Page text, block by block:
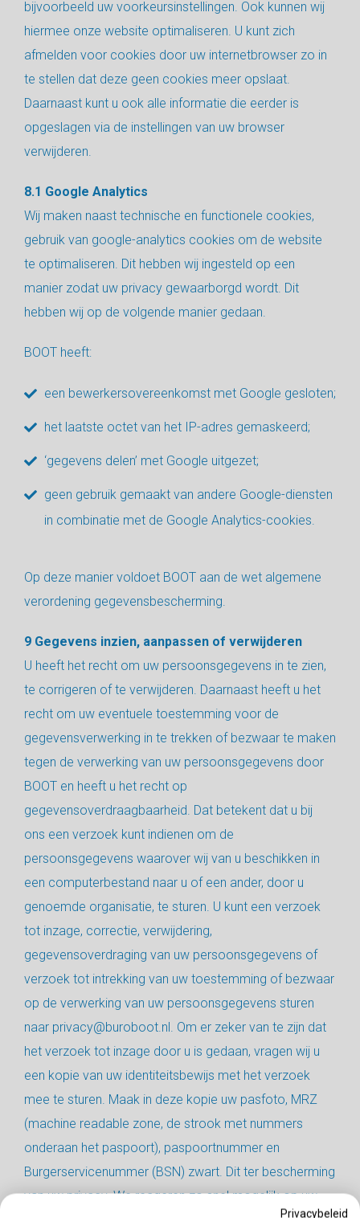
bijvoorbeeld uw voorkeursinstellingen. Ook kunnen wij
hiermee onze website optimaliseren. U kunt zich
afmelden voor cookies door uw internetbrowser zo in
te stellen dat deze geen cookies meer opslaat.
Daarnaast kunt u ook alle informatie die eerder is
opgeslagen via de instellingen van uw browser
verwijderen.
8.1 Google Analytics
Wij maken naast technische en functionele cookies,
gebruik van google-analytics cookies om de website
te optimaliseren. Dit hebben wij ingesteld op een
manier zodat uw privacy gewaarborgd wordt. Dit
hebben wij op de volgende manier gedaan.
BOOT heeft:
een bewerkersovereenkomst met Google gesloten;
het laatste octet van het IP-adres gemaskeerd;
‘gegevens delen’ met Google uitgezet;
geen gebruik gemaakt van andere Google-diensten
in combinatie met de Google Analytics-cookies.
Op deze manier voldoet BOOT aan de wet algemene
verordening gegevensbescherming.
9 Gegevens inzien, aanpassen of verwijderen
U heeft het recht om uw persoonsgegevens in te zien,
te corrigeren of te verwijderen. Daarnaast heeft u het
recht om uw eventuele toestemming voor de
gegevensverwerking in te trekken of bezwaar te maken
tegen de verwerking van uw persoonsgegevens door
BOOT en heeft u het recht op
gegevensoverdraagbaarheid. Dat betekent dat u bij
ons een verzoek kunt indienen om de
persoonsgegevens waarover wij van u beschikken in
een computerbestand naar u of een ander, door u
genoemde organisatie, te sturen. U kunt een verzoek
tot inzage, correctie, verwijdering,
gegevensoverdraging van uw persoonsgegevens of
verzoek tot intrekking van uw toestemming of bezwaar
op de verwerking van uw persoonsgegevens sturen
naar privacy@buroboot.nl. Om er zeker van te zijn dat
het verzoek tot inzage door u is gedaan, vragen wij u
een kopie van uw identiteitsbewijs met het verzoek
mee te sturen. Maak in deze kopie uw pasfoto, MRZ
(machine readable zone, de strook met nummers
onderaan het paspoort), paspoortnummer en
Burgerservicenummer (BSN) zwart. Dit ter bescherming
van uw privacy. We reageren zo snel mogelijk op uw
Privacybeleid